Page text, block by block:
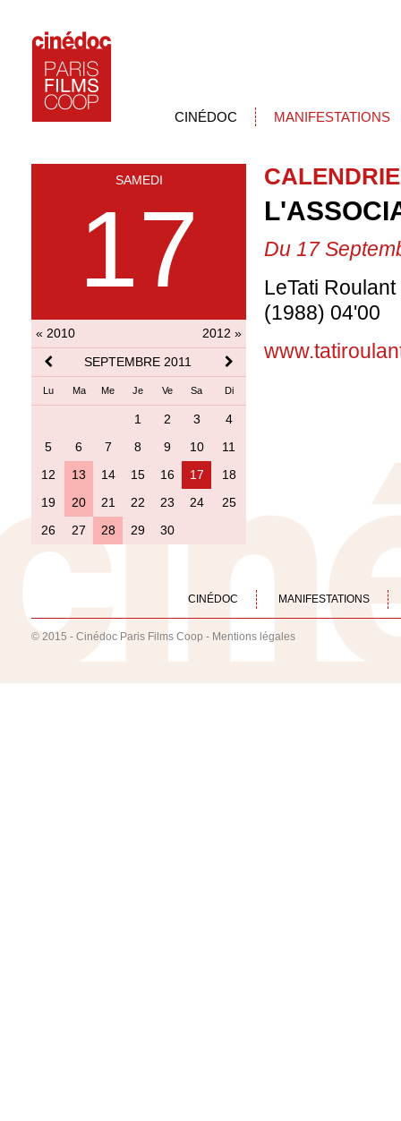
CINÉDOC MANIFESTATIONS
SAMEDI
17
« 2010
2012 »
SEPTEMBRE 2011
Lu Ma Me Je Ve Sa Di
1 2 3
4
5
6 7 8 9 10
11
12
13 14 15 16 17
18
19
20 21 22 23 24
25
26
27 28 29 30
Du 17
LeTati
(1988) 04'00
CINÉDOC MANIFESTATIONS
© 2015 - Cinédoc Paris Films Coop - Mentions légales